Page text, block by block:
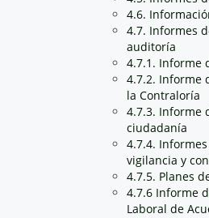
4.6.
4.7. Informes
auditoría
4.7.1. Informe
4.7.2. Informe
la Contraloría
4.7.3. Informe
ciudadanía
4.7.4.
vigilancia y
4.7.5. Planes
4.7.6 Informe
Laboral de